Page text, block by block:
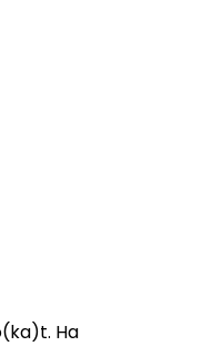
Ha